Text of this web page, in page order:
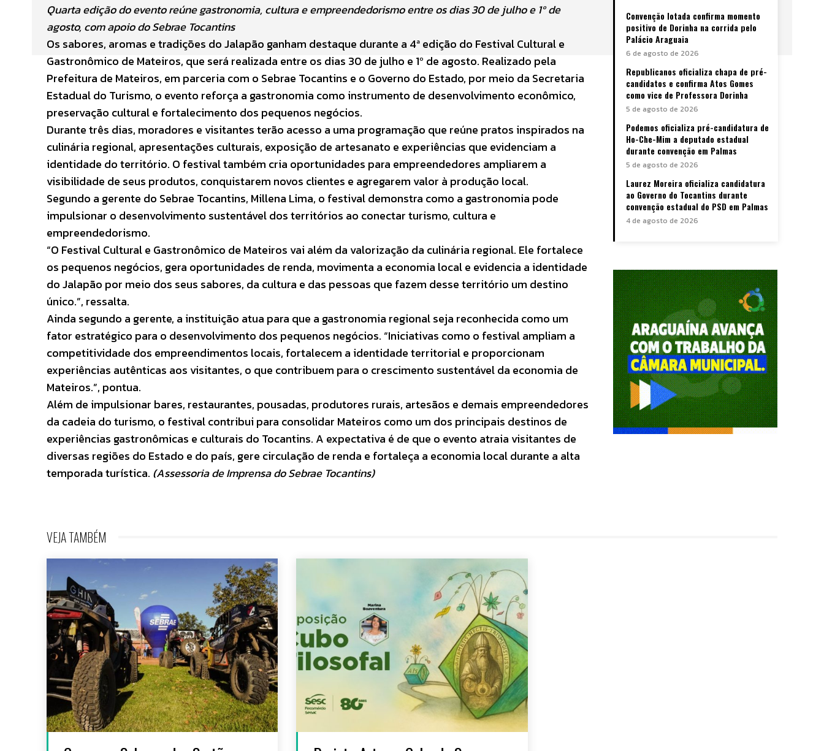
Quarta edição do evento reúne gastronomia, cultura e empreendedorismo entre os dias 30 de julho e 1º de
agosto, com apoio do Sebrae Tocantins
Os sabores, aromas e tradições do Jalapão ganham destaque durante a 4ª edição do Festival Cultural e
Gastronômico de Mateiros, que será realizada entre os dias 30 de julho e 1º de agosto. Realizado pela
Prefeitura de Mateiros, em parceria com o Sebrae Tocantins e o Governo do Estado, por meio da Secretaria
Estadual do Turismo, o evento reforça a gastronomia como instrumento de desenvolvimento econômico,
preservação cultural e fortalecimento dos pequenos negócios.
Durante três dias, moradores e visitantes terão acesso a uma programação que reúne pratos inspirados na
culinária regional, apresentações culturais, exposição de artesanato e experiências que evidenciam a
identidade do território. O festival também cria oportunidades para empreendedores ampliarem a
visibilidade de seus produtos, conquistarem novos clientes e agregarem valor à produção local.
Segundo a gerente do Sebrae Tocantins, Millena Lima, o festival demonstra como a gastronomia pode
impulsionar o desenvolvimento sustentável dos territórios ao conectar turismo, cultura e
empreendedorismo.
“O Festival Cultural e Gastronômico de Mateiros vai além da valorização da culinária regional. Ele fortalece
os pequenos negócios, gera oportunidades de renda, movimenta a economia local e evidencia a identidade
do Jalapão por meio dos seus sabores, da cultura e das pessoas que fazem desse território um destino
único.”, ressalta.
Ainda segundo a gerente, a instituição atua para que a gastronomia regional seja reconhecida como um
fator estratégico para o desenvolvimento dos pequenos negócios. “Iniciativas como o festival ampliam a
competitividade dos empreendimentos locais, fortalecem a identidade territorial e proporcionam
experiências autênticas aos visitantes, o que contribuem para o crescimento sustentável da economia de
Mateiros.”, pontua.
Além de impulsionar bares, restaurantes, pousadas, produtores rurais, artesãos e demais empreendedores
da cadeia do turismo, o festival contribui para consolidar Mateiros como um dos principais destinos de
experiências gastronômicas e culturais do Tocantins. A expectativa é de que o evento atraia visitantes de
diversas regiões do Estado e do país, gere circulação de renda e fortaleça a economia local durante a alta
temporada turística. (Assessoria de Imprensa do Sebrae Tocantins)
Convenção lotada confirma momento
positivo de Dorinha na corrida pelo
Palácio Araguaia
6 de agosto de 2026
Republicanos oficializa chapa de pré-
candidatos e confirma Atos Gomes
como vice de Professora Dorinha
5 de agosto de 2026
Podemos oficializa pré-candidatura de
Ho-Che-Mim a deputado estadual
durante convenção em Palmas
5 de agosto de 2026
Laurez Moreira oficializa candidatura
ao Governo do Tocantins durante
convenção estadual do PSD em Palmas
4 de agosto de 2026
VEJA TAMBÉM